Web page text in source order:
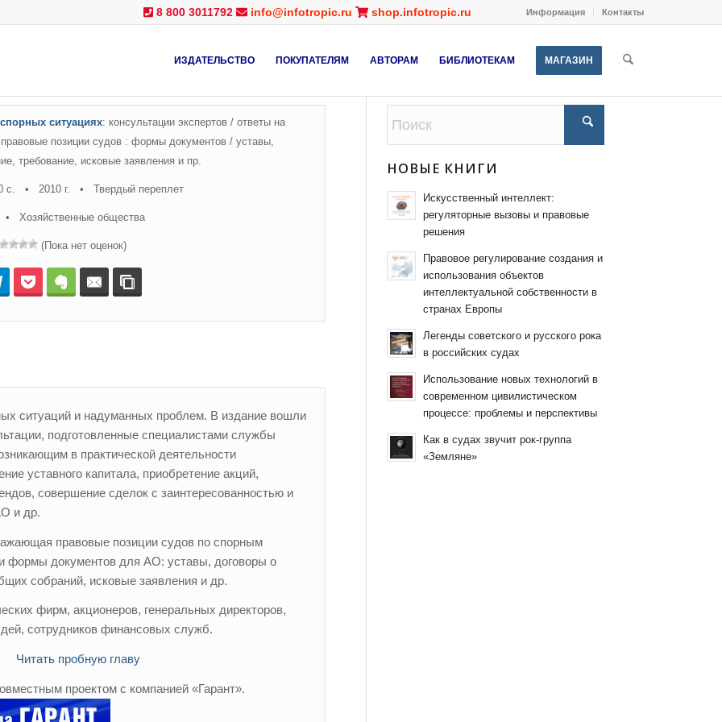
Информация Контакты
8 800 3011792 info@infotropic.ru shop.infotropic.ru
ИЗДАТЕЛЬСТВО ПОКУПАТЕЛЯМ АВТОРАМ БИБЛИОТЕКАМ МАГАЗИН
ситуациях: консультации экспертов / ответы на
позиции судов : формы документов / уставы,
требование, исковые заявления и пр.
с. • 2010 г. • Твердый переплет
Хозяйственные общества
(Пока нет оценок)
TelegramPocket EvernoteE-mail
ситуаций и надуманных проблем. В издание вошли
подготовленные специалистами службы
в практической деятельности
уставного капитала, приобретение акций,
совершение сделок с заинтересованностью и
и др.
правовые позиции судов по спорным
формы документов для АО: уставы, договоры о
собраний, исковые заявления и др.
фирм, акционеров, генеральных директоров,
сотрудников финансовых служб.
Читать пробную главу
проектом с компанией «Гарант».
НОВЫЕ КНИГИ
Искусственный интеллект:
регуляторные вызовы и правовые
решения
Правовое регулирование создания и
использования объектов
интеллектуальной собственности в
странах Европы
Легенды советского и русского рока
в российских судах
Использование новых технологий в
современном цивилистическом
процессе: проблемы и перспективы
Как в судах звучит рок-группа
«Земляне»